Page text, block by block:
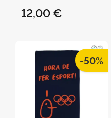
TARONJA - XL
12,00 €
-50%